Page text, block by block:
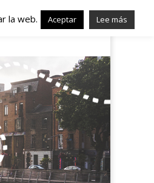
en
la web. Aceptar Lee más